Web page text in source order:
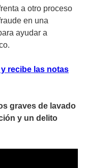
a otro proceso
en una
ayudar a
recibe las notas
graves de lavado
y un delito